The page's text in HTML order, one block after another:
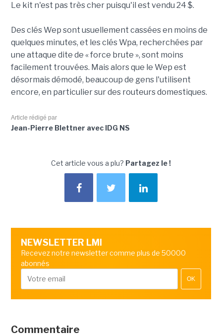
Le kit n'est pas très cher puisqu'il est vendu 24 $.
Des clés Wep sont usuellement cassées en moins de
quelques minutes, et les clés Wpa, recherchées par
une attaque dite de « force brute », sont moins
facilement trouvées. Mais alors que le Wep est
désormais démodé, beaucoup de gens l'utilisent
encore, en particulier sur des routeurs domestiques.
Article rédigé par
Jean-Pierre Blettner avec IDG NS
Cet article vous a plu? Partagez le !
NEWSLETTER LMI
Recevez notre newsletter comme plus de 50000
abonnés
OK
Commentaire